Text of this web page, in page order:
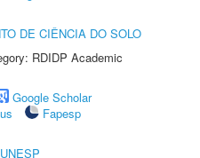
DE CIÊNCIA DO SOLO
RDIDP Academic
Google Scholar
Fapesp